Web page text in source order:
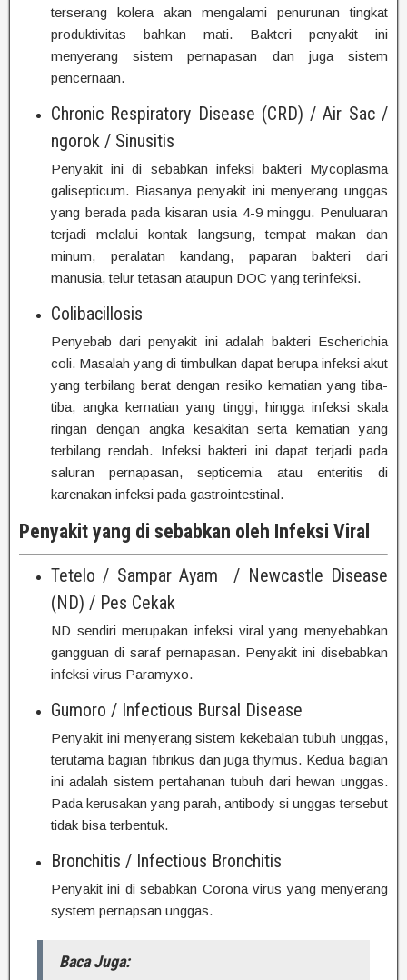
terserang kolera akan mengalami penurunan tingkat
produktivitas bahkan mati. Bakteri penyakit ini
menyerang sistem pernapasan dan juga sistem
pencernaan.
Chronic Respiratory Disease (CRD) / Air Sac /
ngorok / Sinusitis
Penyakit ini di sebabkan infeksi bakteri Mycoplasma
galisepticum. Biasanya penyakit ini menyerang unggas
yang berada pada kisaran usia 4-9 minggu. Penuluaran
terjadi melalui kontak langsung, tempat makan dan
minum, peralatan kandang, paparan bakteri dari
manusia, telur tetasan ataupun DOC yang terinfeksi.
Colibacillosis
Penyebab dari penyakit ini adalah bakteri Escherichia
coli. Masalah yang di timbulkan dapat berupa infeksi akut
yang terbilang berat dengan resiko kematian yang tiba-
tiba, angka kematian yang tinggi, hingga infeksi skala
ringan dengan angka kesakitan serta kematian yang
terbilang rendah. Infeksi bakteri ini dapat terjadi pada
saluran pernapasan, septicemia atau enteritis di
karenakan infeksi pada gastrointestinal.
Penyakit yang di sebabkan oleh Infeksi Viral
Tetelo / Sampar Ayam / Newcastle Disease
(ND) / Pes Cekak
ND sendiri merupakan infeksi viral yang menyebabkan
gangguan di saraf pernapasan. Penyakit ini disebabkan
infeksi virus Paramyxo.
Gumoro / Infectious Bursal Disease
Penyakit ini menyerang sistem kekebalan tubuh unggas,
terutama bagian fibrikus dan juga thymus. Kedua bagian
ini adalah sistem pertahanan tubuh dari hewan unggas.
Pada kerusakan yang parah, antibody si unggas tersebut
tidak bisa terbentuk.
Bronchitis / Infectious Bronchitis
Penyakit ini di sebabkan Corona virus yang menyerang
system pernapsan unggas.
Baca Juga: